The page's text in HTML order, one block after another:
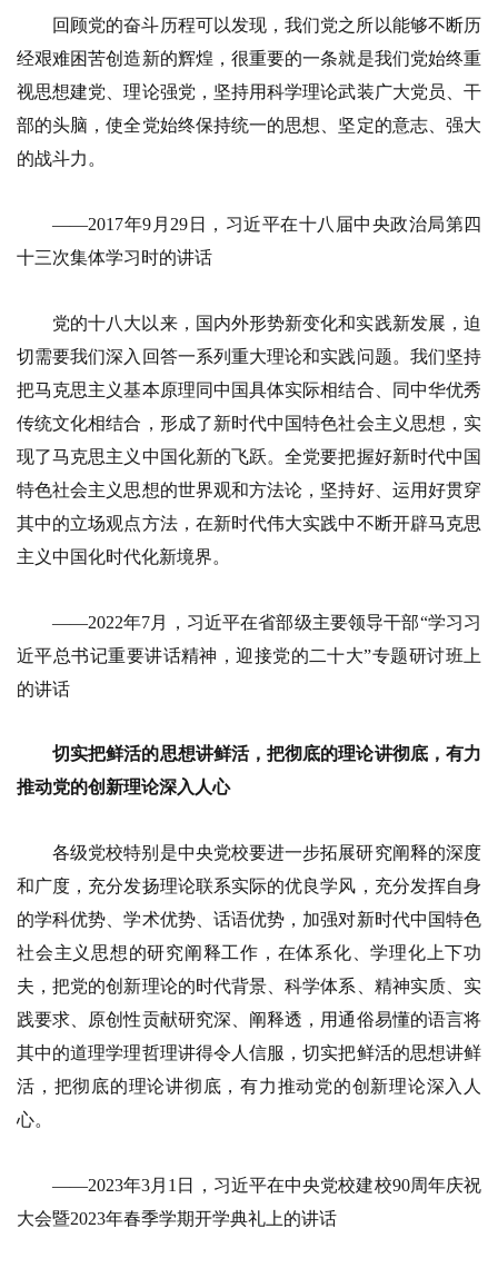
回顾党的奋斗历程可以发现，我们党之所以能够不断历
经艰难困苦创造新的辉煌，很重要的一条就是我们党始终重
视思想建党、理论强党，坚持用科学理论武装广大党员、干
部的头脑，使全党始终保持统一的思想、坚定的意志、强大
的战斗力。
——2017年9月29日，习近平在十八届中央政治局第四
十三次集体学习时的讲话
党的十八大以来，国内外形势新变化和实践新发展，迫
切需要我们深入回答一系列重大理论和实践问题。我们坚持
把马克思主义基本原理同中国具体实际相结合、同中华优秀
传统文化相结合，形成了新时代中国特色社会主义思想，实
现了马克思主义中国化新的飞跃。全党要把握好新时代中国
特色社会主义思想的世界观和方法论，坚持好、运用好贯穿
其中的立场观点方法，在新时代伟大实践中不断开辟马克思
主义中国化时代化新境界。
——2022年7月，习近平在省部级主要领导干部“学习习
近平总书记重要讲话精神，迎接党的二十大”专题研讨班上
的讲话
切实把鲜活的思想讲鲜活，把彻底的理论讲彻底，有力
推动党的创新理论深入人心
各级党校特别是中央党校要进一步拓展研究阐释的深度
和广度，充分发扬理论联系实际的优良学风，充分发挥自身
的学科优势、学术优势、话语优势，加强对新时代中国特色
社会主义思想的研究阐释工作，在体系化、学理化上下功
夫，把党的创新理论的时代背景、科学体系、精神实质、实
践要求、原创性贡献研究深、阐释透，用通俗易懂的语言将
其中的道理学理哲理讲得令人信服，切实把鲜活的思想讲鲜
活，把彻底的理论讲彻底，有力推动党的创新理论深入人
心。
——2023年3月1日，习近平在中央党校建校90周年庆祝
大会暨2023年春季学期开学典礼上的讲话